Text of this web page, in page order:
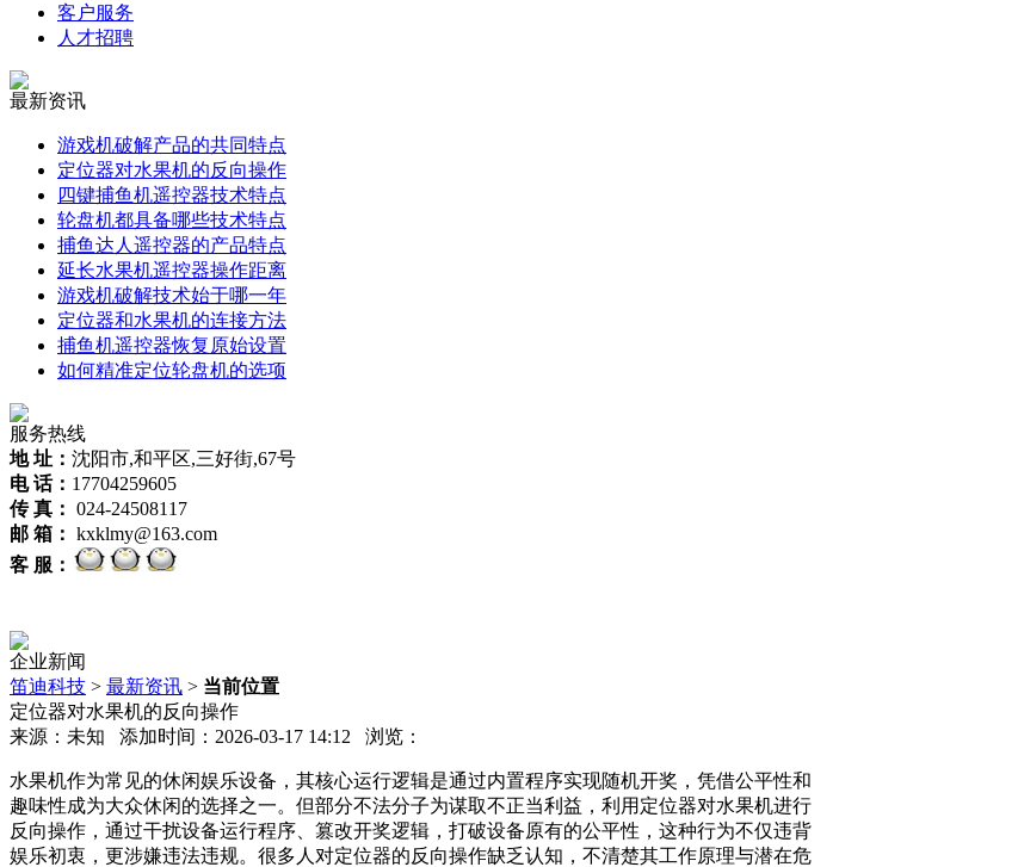
客户服务
人才招聘
最新资讯
游戏机破解产品的共同特点
定位器对水果机的反向操作
四键捕鱼机遥控器技术特点
轮盘机都具备哪些技术特点
捕鱼达人遥控器的产品特点
延长水果机遥控器操作距离
游戏机破解技术始于哪一年
定位器和水果机的连接方法
捕鱼机遥控器恢复原始设置
如何精准定位轮盘机的选项
服务热线
地 址： 沈阳市,和平区,三好街,67号
电 话： 17704259605
传 真： 024-24508117
邮 箱： kxklmy@163.com
客 服：
企业新闻
笛迪科技 > 最新资讯 > 当前位置
定位器对水果机的反向操作
来源：未知 添加时间：2026-03-17 14:12 浏览：
水果机作为常见的休闲娱乐设备，其核心运行逻辑是通过内置程序实现随机开奖，凭借公平性和
趣味性成为大众休闲的选择之一。但部分不法分子为谋取不正当利益，利用定位器对水果机进行
反向操作，通过干扰设备运行程序、篡改开奖逻辑，打破设备原有的公平性，这种行为不仅违背
娱乐初衷，更涉嫌违法违规。很多人对定位器的反向操作缺乏认知，不清楚其工作原理与潜在危